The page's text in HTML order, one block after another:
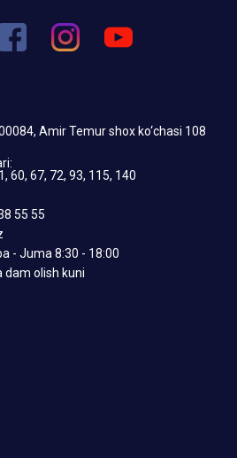
Amir Temur shox ko‘chasi 108
60, 67, 72, 93, 115, 140
55 55
- Juma 8:30 - 18:00
dam olish kuni